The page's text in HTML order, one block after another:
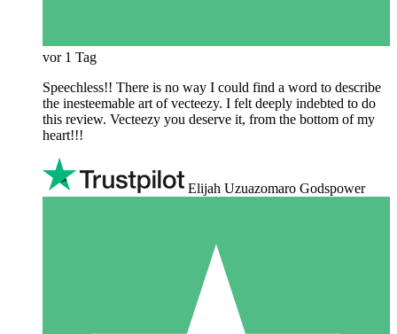
vor 1 Tag
Speechless!! There is no way I could find a word to describe
the inesteemable art of vecteezy. I felt deeply indebted to do
this review. Vecteezy you deserve it, from the bottom of my
heart!!!
Elijah Uzuazomaro Godspower